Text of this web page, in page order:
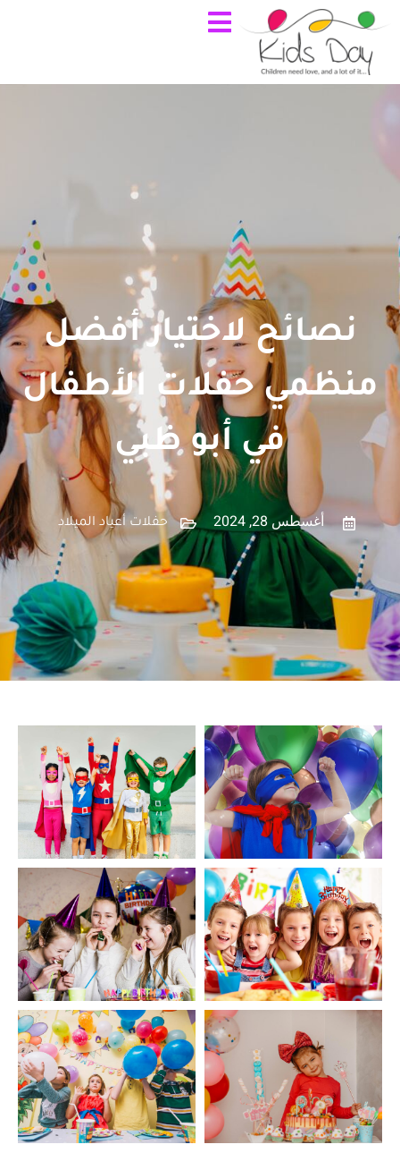
نصائح لاختيار أفضل
منظمي حفلات الأطفال
في أبو ظبي
أغسطس 28, 2024 حفلات أعياد الميلاد